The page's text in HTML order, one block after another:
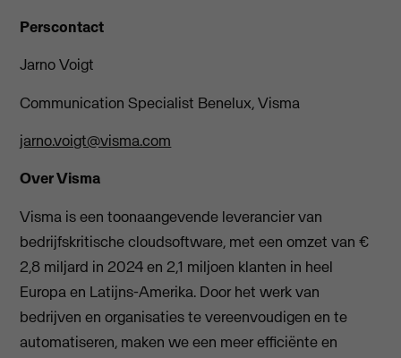
Perscontact
Jarno Voigt
Communication Specialist Benelux, Visma
jarno.voigt@visma.com
Over Visma
Visma is een toonaangevende leverancier van
bedrijfskritische cloudsoftware, met een omzet van €
2,8 miljard in 2024 en 2,1 miljoen klanten in heel
Europa en Latijns-Amerika. Door het werk van
bedrijven en organisaties te vereenvoudigen en te
automatiseren, maken we een meer efficiënte en